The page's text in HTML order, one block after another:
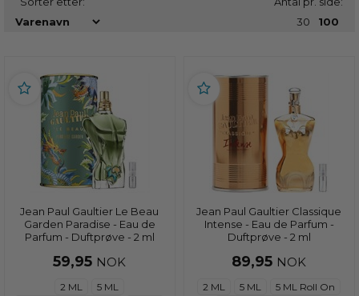
30
100
Jean Paul Gaultier Le Beau
Garden Paradise - Eau de
Parfum - Duftprøve - 2 ml
59,95 NOK
2 ML
5 ML
Jean Paul Gaultier Classique
Intense - Eau de Parfum -
Duftprøve - 2 ml
89,95 NOK
2 ML 5 ML
5 ML Roll On